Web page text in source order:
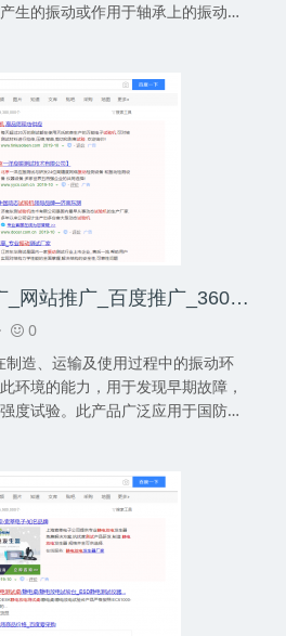
生的振动或作用于轴承上的振动减
振动试验机网络推广_网站推广_百度推广_360推广-网络推广公司
0
造、运输及使用过程中的振动环
环境的能力，用于发现早期故障，
度试验。此产品广泛应用于国防、